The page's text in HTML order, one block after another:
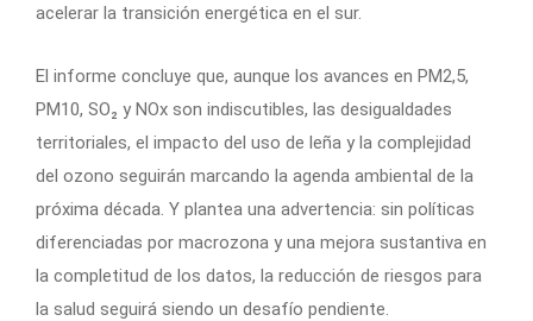
acelerar la transición energética en el sur.
El informe concluye que, aunque los avances en PM2,5,
PM10, SO₂ y NOx son indiscutibles, las desigualdades
territoriales, el impacto del uso de leña y la complejidad
del ozono seguirán marcando la agenda ambiental de la
próxima década. Y plantea una advertencia: sin políticas
diferenciadas por macrozona y una mejora sustantiva en
la completitud de los datos, la reducción de riesgos para
la salud seguirá siendo un desafío pendiente.